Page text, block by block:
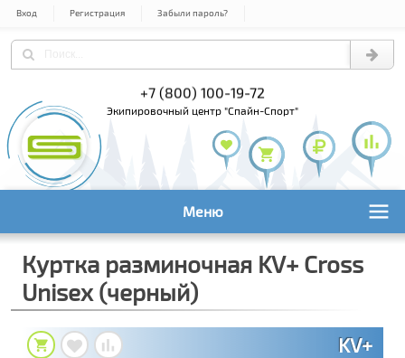
Вход Регистрация Забыли пароль?
+7 (800) 100-19-72
экипировочный центр "Спайн-Спорт"
Меню
Куртка разминочная KV+ Cross
Unisex (черный)
KV+